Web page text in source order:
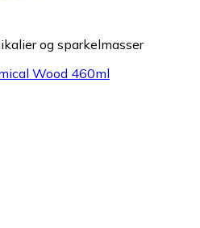
og sparkelmasser
Wood 460ml